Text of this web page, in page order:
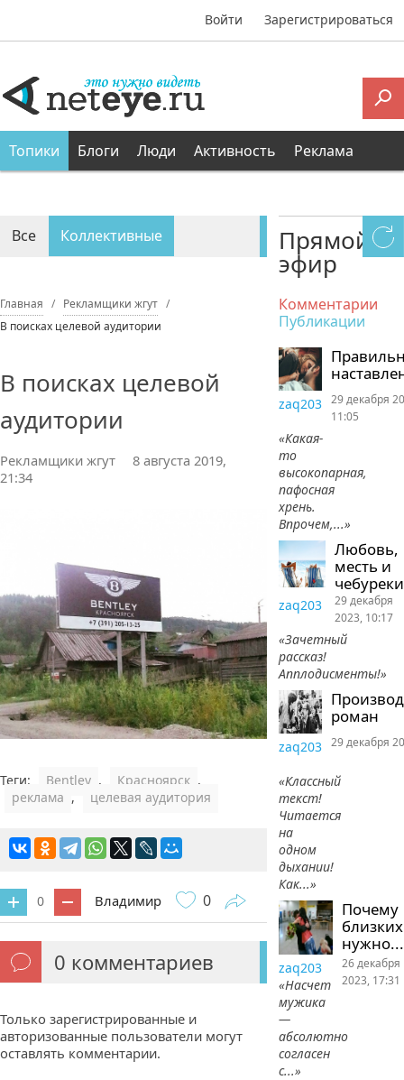
Войти Зарегистрироваться
Топики Блоги Люди Активность Реклама
Все Коллективные
Главная
Рекламщики жгут
В поисках целевой аудитории
В поисках целевой
аудитории
Рекламщики жгут
8 августа 2019,
21:34
Теги: Bentley , Красноярск ,
реклама , целевая аудитория
0 Владимир 0
0 комментариев
Только зарегистрированные и
авторизованные пользователи могут
оставлять комментарии.
Прямой
эфир
Комментарии
Публикации
zaq203
«Какая-
то
высокопарная,
пафосная
хрень.
Впрочем,...»
29 декабря
11:05
Любовь,
месть и
чебуреки
zaq203
«Зачетный
рассказ!
Апплодисменты!»
29 декабря
2023, 10:17
роман
zaq203
«Классный
текст!
Читается
на
одном
дыхании!
Как...»
29 декабря
Почему
близких
нужно...
zaq203
«Насчет
мужика
—
абсолютно
согласен
с...»
26 декабря
2023, 17:31